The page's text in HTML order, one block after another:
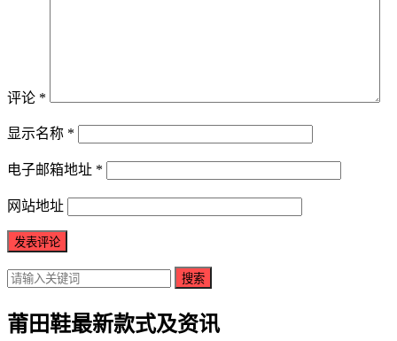
评论 *
显示名称 *
电子邮箱地址 *
网站地址
搜索
莆田鞋最新款式及资讯